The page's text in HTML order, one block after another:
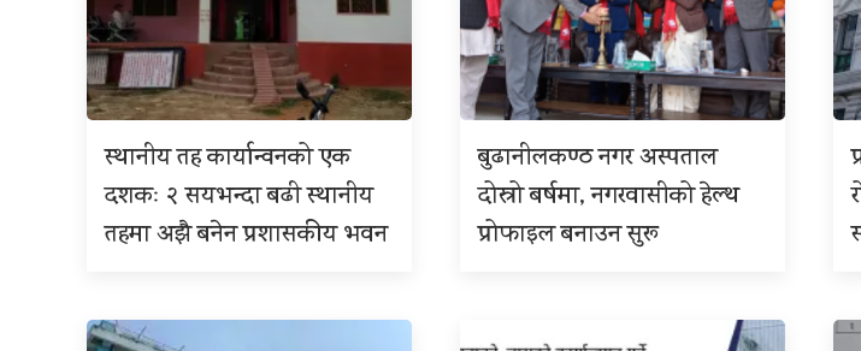
स्थानीय तह कार्यान्वनको एक
दशकः २ सयभन्दा बढी स्थानीय
तहमा अझै बनेन प्रशासकीय भवन
बुढानीलकण्ठ नगर अस्पताल
दोस्रो बर्षमा, नगरवासीको हेल्थ
प्रोफाइल बनाउन सुरू